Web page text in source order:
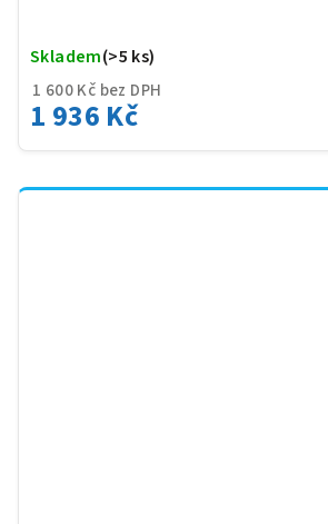
1 600 Kč bez DPH
1 936 Kč
Skladem(>5 ks)